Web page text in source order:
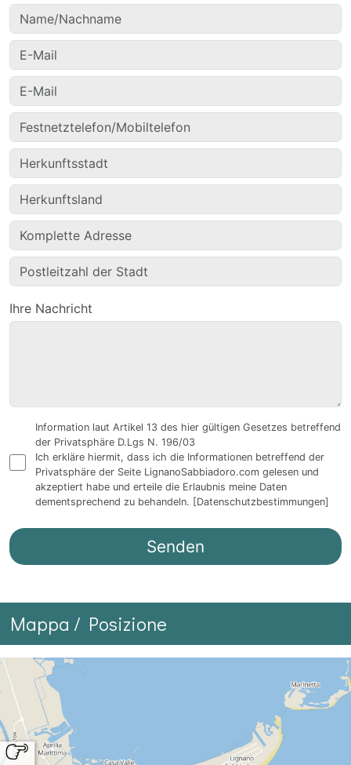
Ihre Nachricht
Information laut Artikel 13 des hier gültigen Gesetzes betreffend
der Privatsphäre D.Lgs N. 196/03
Ich erkläre hiermit, dass ich die Informationen betreffend der
Privatsphäre der Seite LignanoSabbiadoro.com gelesen und
akzeptiert habe und erteile die Erlaubnis meine Daten
dementsprechend zu behandeln. [Datenschutzbestimmungen]
Mappa / Posizione